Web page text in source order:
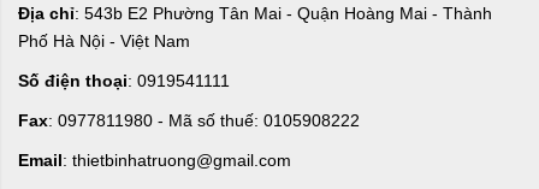
Địa chỉ: 543b E2 Phường Tân Mai - Quận Hoàng Mai - Thành
Phố Hà Nội - Việt Nam
Số điện thoại: 0919541111
Fax: 0977811980 - Mã số thuế: 0105908222
Email: thietbinhatruong@gmail.com